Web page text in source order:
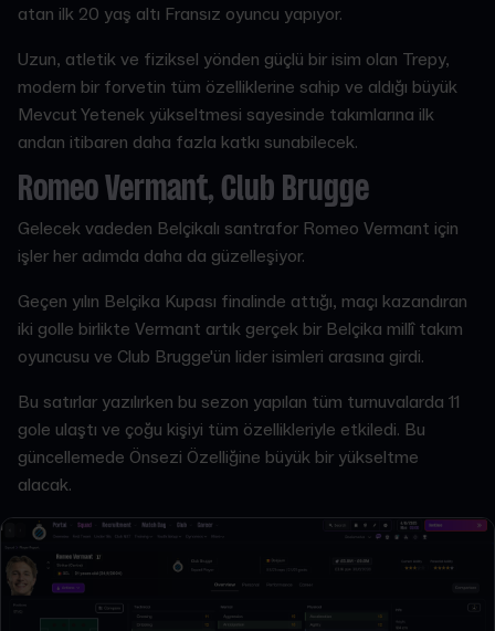
atan ilk 20 yaş altı Fransız oyuncu yapıyor.
Uzun, atletik ve fiziksel yönden güçlü bir isim olan Trepy,
modern bir forvetin tüm özelliklerine sahip ve aldığı büyük
Mevcut Yetenek yükseltmesi sayesinde takımlarına ilk
andan itibaren daha fazla katkı sunabilecek.
Romeo Vermant, Club Brugge
Gelecek vadeden Belçikalı santrafor Romeo Vermant için
işler her adımda daha da güzelleşiyor.
Geçen yılın Belçika Kupası finalinde attığı, maçı kazandıran
iki golle birlikte Vermant artık gerçek bir Belçika millî takım
oyuncusu ve Club Brugge'ün lider isimleri arasına girdi.
Bu satırlar yazılırken bu sezon yapılan tüm turnuvalarda 11
gole ulaştı ve çoğu kişiyi tüm özellikleriyle etkiledi. Bu
güncellemede Önsezi Özelliğine büyük bir yükseltme
alacak.